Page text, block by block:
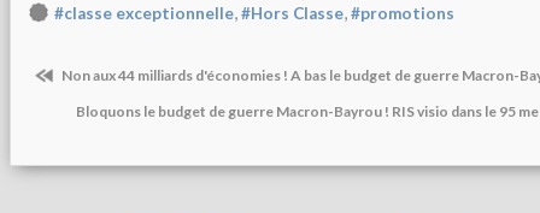
#classe exceptionnelle,#Hors Classe,#promotions
Non aux 44 milliards d'économies ! A bas le budget de guerre Macron-
Bloquons le budget de guerre Macron-Bayrou ! RIS visio dans le 95